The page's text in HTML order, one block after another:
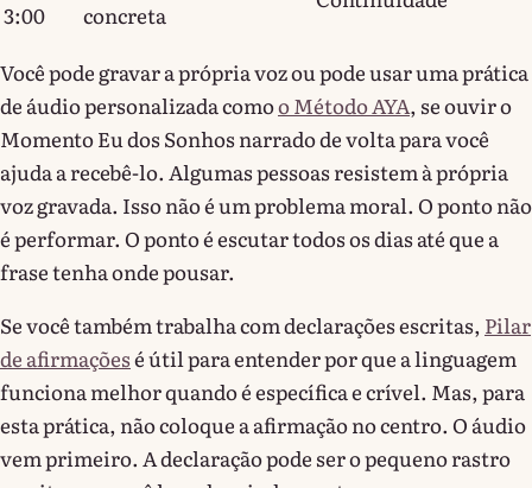
3:00
concreta
Você pode gravar a própria voz ou pode usar uma prática
de áudio personalizada comoo Método AYA, se ouvir o
Momento Eu dos Sonhos narrado de volta para você
ajuda a recebê-lo. Algumas pessoas resistem à própria
voz gravada. Isso não é um problema moral. O ponto não
é performar. O ponto é escutar todos os dias até que a
frase tenha onde pousar.
Se você também trabalha com declarações escritas, Pilar
de afirmaçõesé útil para entender por que a linguagem
funciona melhor quando é específica e crível. Mas, para
esta prática, não coloque a afirmação no centro. O áudio
vem primeiro. A declaração pode ser o pequeno rastro